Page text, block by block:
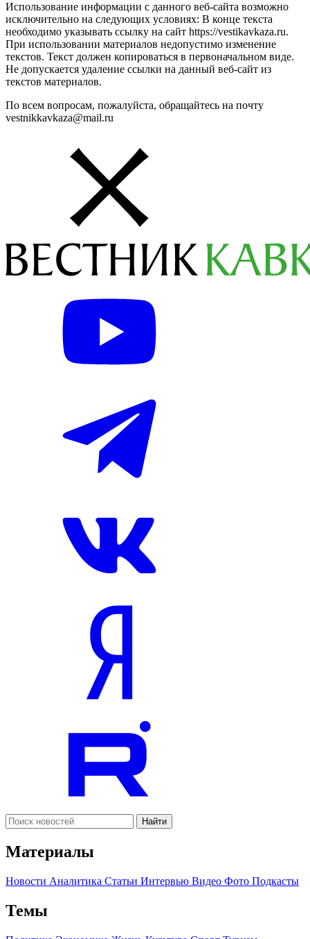
Использование информации с данного веб-сайта возможно
исключительно на следующих условиях: В конце текста
необходимо указывать ссылку на сайт https://vestikavkaza.ru.
При использовании материалов недопустимо изменение
текстов. Текст должен копироваться в первоначальном виде.
Не допускается удаление ссылки на данный веб-сайт из
текстов материалов.
По всем вопросам, пожалуйста, обращайтесь на почту
vestnikkavkaza@mail.ru
Найти
Материалы
Новости Аналитика Статьи Интервью Видео Фото Подкасты
Темы